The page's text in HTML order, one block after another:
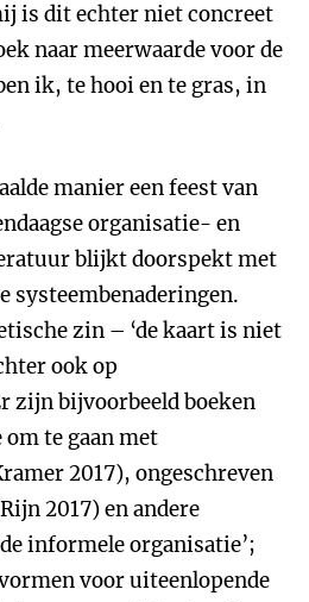
is dit echter niet concreet
naar meerwaarde voor de
ik, te hooi en te gras, in
manier een feest van
organisatie- en
blijkt doorspekt met
systeembenaderingen.
zin – ‘de kaart is niet
ook op
zijn bijvoorbeeld boeken
om te gaan met
2017), ongeschreven
2017) en andere
informele organisatie’;
voor uiteenlopende